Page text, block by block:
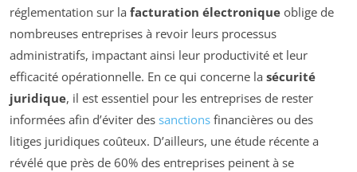
réglementation sur la facturation électronique oblige de
nombreuses entreprises à revoir leurs processus
administratifs, impactant ainsi leur productivité et leur
efficacité opérationnelle. En ce qui concerne la sécurité
juridique, il est essentiel pour les entreprises de rester
informées afin d’éviter des sanctions financières ou des
litiges juridiques coûteux. D’ailleurs, une étude récente a
révélé que près de 60% des entreprises peinent à se